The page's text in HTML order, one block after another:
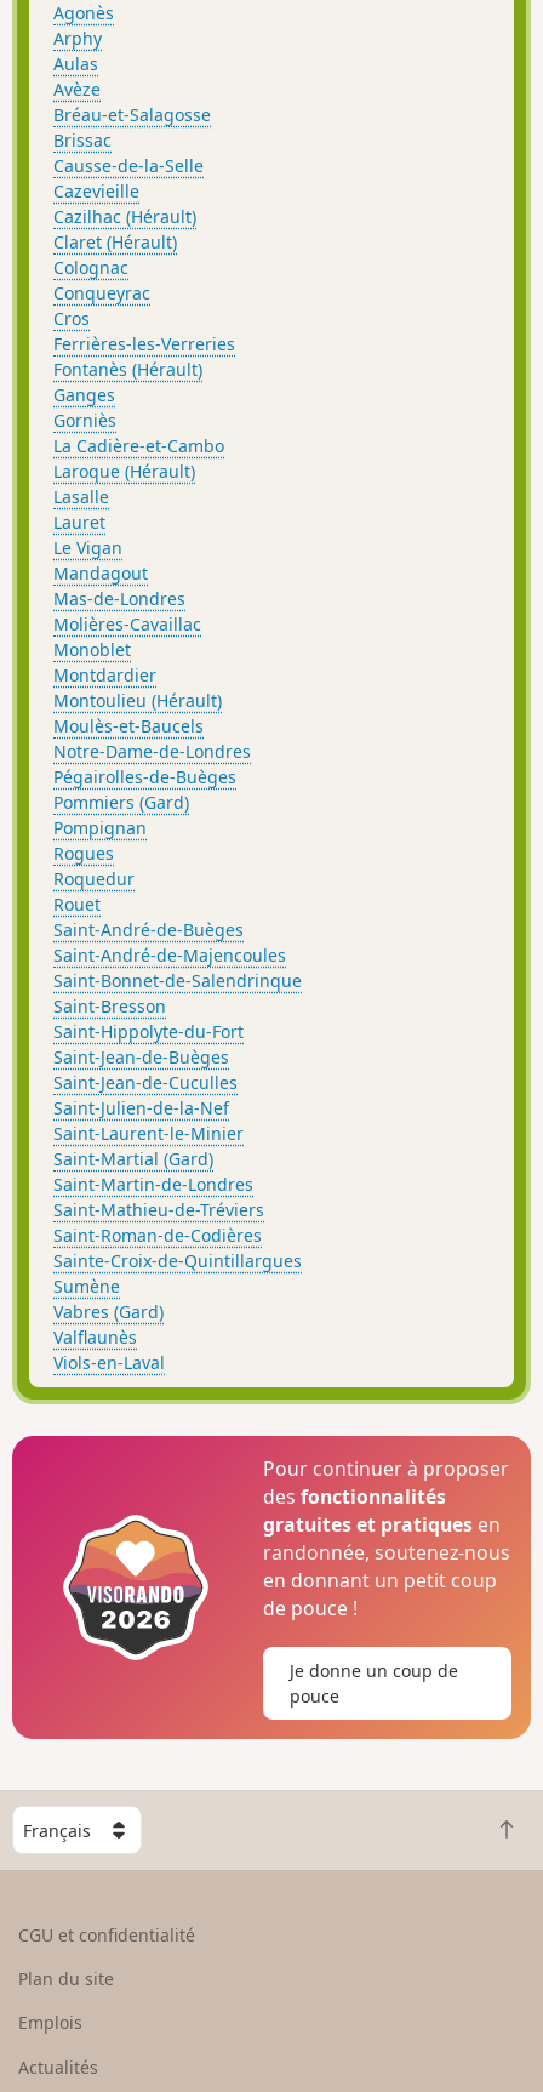
Agonès
Arphy
Aulas
Avèze
Bréau-et-Salagosse
Brissac
Causse-de-la-Selle
Cazevieille
Cazilhac (Hérault)
Claret (Hérault)
Colognac
Conqueyrac
Cros
Ferrières-les-Verreries
Fontanès (Hérault)
Ganges
Gorniès
La Cadière-et-Cambo
Laroque (Hérault)
Lasalle
Lauret
Le Vigan
Mandagout
Mas-de-Londres
Molières-Cavaillac
Monoblet
Montdardier
Montoulieu (Hérault)
Moulès-et-Baucels
Notre-Dame-de-Londres
Pégairolles-de-Buèges
Pommiers (Gard)
Pompignan
Rogues
Roquedur
Rouet
Saint-André-de-Buèges
Saint-André-de-Majencoules
Saint-Bonnet-de-Salendrinque
Saint-Bresson
Saint-Hippolyte-du-Fort
Saint-Jean-de-Buèges
Saint-Jean-de-Cuculles
Saint-Julien-de-la-Nef
Saint-Laurent-le-Minier
Saint-Martial (Gard)
Saint-Martin-de-Londres
Saint-Mathieu-de-Tréviers
Saint-Roman-de-Codières
Sainte-Croix-de-Quintillargues
Sumène
Vabres (Gard)
Valflaunès
Viols-en-Laval
Pour continuer à proposer
desfonctionnalités
gratuites et pratiques en
randonnée, soutenez-nous
en donnant un petit coup
de pouce !
Je donne un coup de
pouce
C
h
o
e
u
R
e
CGU et confidentialité
Plan du site
Emplois
Actualités